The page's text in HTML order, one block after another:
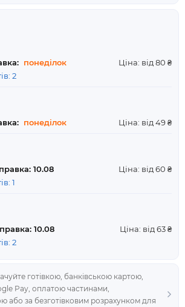
готівкою, банківською картою,
Pay, оплатою частинами,
або за безготівковим розрахунком для
понеділок
Ціна: від 80 ₴
2
понеділок Ціна: від 49 ₴
10.08
Ціна: від 60 ₴
1
10.08
Ціна: від 63 ₴
2